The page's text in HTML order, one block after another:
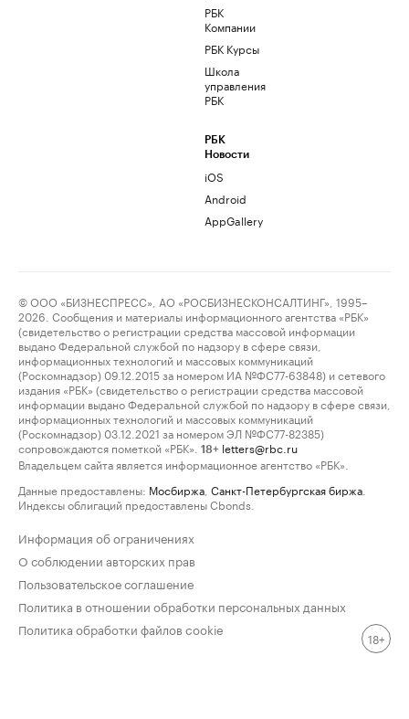
РБК
Компании
РБК Курсы
Школа
управления
РБК
РБК
Новости
iOS
Android
AppGallery
© ООО «БИЗНЕСПРЕСС», АО «РОСБИЗНЕСКОНСАЛТИНГ», 1995–
2026. Сообщения и материалы информационного агентства «РБК»
(свидетельство о регистрации средства массовой информации
выдано Федеральной службой по надзору в сфере связи,
информационных технологий и массовых коммуникаций
(Роскомнадзор) 09.12.2015 за номером ИА №ФС77-63848) и сетевого
издания «РБК» (свидетельство о регистрации средства массовой
информации выдано Федеральной службой по надзору в сфере связи,
информационных технологий и массовых коммуникаций
(Роскомнадзор) 03.12.2021 за номером ЭЛ №ФС77-82385)
сопровождаются пометкой «РБК».
18+ letters@rbc.ru
Владельцем сайта является информационное агентство «РБК».
Данные предоставлены: Мосбиржа Санкт-Петербургская биржа
Индексы облигаций предоставлены Cbonds.
Информация об ограничениях
О соблюдении авторских прав
Пользовательское соглашение
Политика в отношении обработки персональных данных
Политика обработки файлов cookie
18+